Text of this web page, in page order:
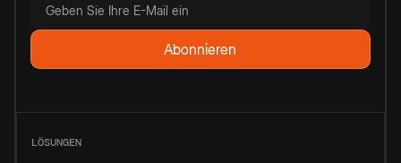
LÖSUNGEN